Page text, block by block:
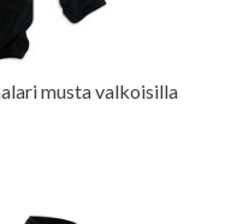
musta valkoisilla